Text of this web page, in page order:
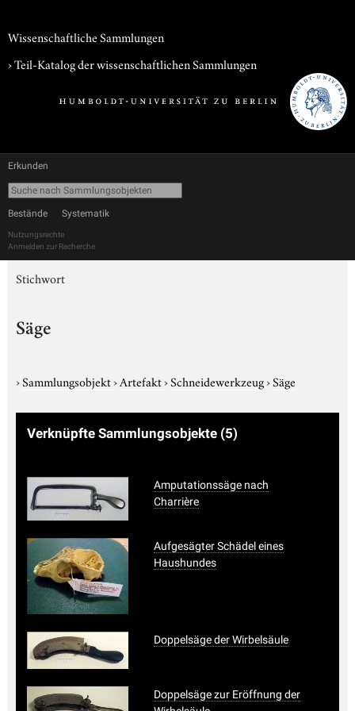
Wissenschaftliche Sammlungen
› Teil-Katalog der wissenschaftlichen Sammlungen
Erkunden
Bestände Systematik
Nutzungsrechte
Anmelden zur Recherche
Stichwort
Säge
›Sammlungsobjekt›Artefakt›Schneidewerkzeug›Säge
Verknüpfte Sammlungsobjekte (5)
Amputationssäge nach
Charrière
Aufgesägter Schädel eines
Haushundes
Doppelsäge der Wirbelsäule
Doppelsäge zur Eröffnung der